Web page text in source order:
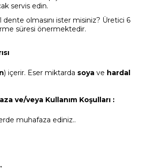
servis edin.
dente olmasını ister misiniz? Üretici 6
süresi önermektedir.
) içerir. Eser miktarda soya ve hardal
ve/veya Kullanım Koşulları :
muhafaza ediniz..